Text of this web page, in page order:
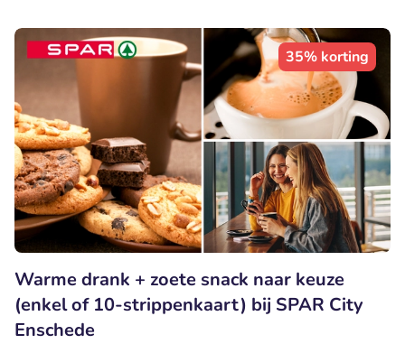
35% korting
Warme drank + zoete snack naar keuze
(enkel of 10-strippenkaart) bij SPAR City
Enschede